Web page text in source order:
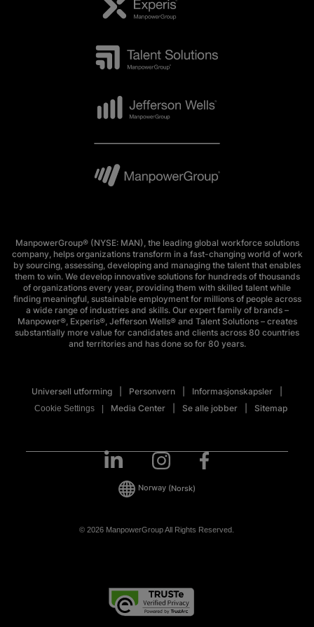
ManpowerGroup® (NYSE: MAN), the leading global workforce solutions
company, helps organizations transform in a fast-changing world of work
by sourcing, assessing, developing and managing the talent that enables
them to win. We develop innovative solutions for hundreds of thousands
of organizations every year, providing them with skilled talent while
finding meaningful, sustainable employment for millions of people across
a wide range of industries and skills. Our expert family of brands –
Manpower®, Experis®, Jefferson Wells® and Talent Solutions – creates
substantially more value for candidates and clients across 80 countries
and territories and has done so for 80 years.
Universell utforming Personvern Informasjonskapsler
Cookie Settings Media Center Se alle jobber Sitemap
© 2026 ManpowerGroup All Rights Reserved.
Norway (Norsk)